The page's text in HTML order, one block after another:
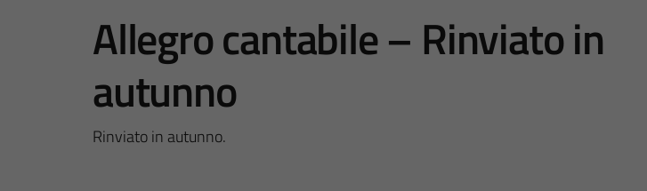
Allegro cantabile – Rinviato in
autunno
Rinviato in autunno.